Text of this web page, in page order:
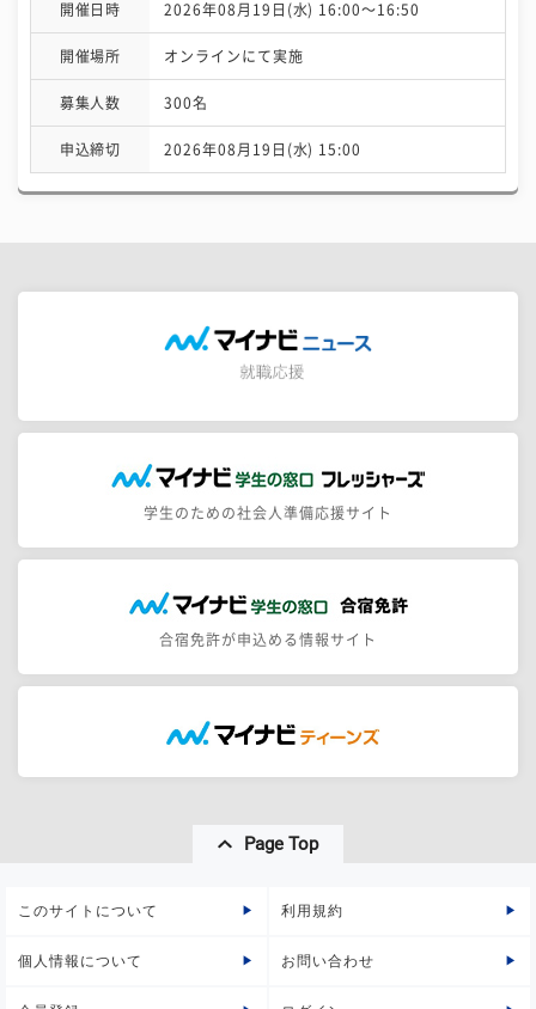
開催日時 2026年08月19日(水) 16:00〜16:50
開催場所 オンラインにて実施
募集人数 300名
申込締切 2026年08月19日(水) 15:00
学生のための社会人準備応援サイト
合宿免許が申込める情報サイト
Page Top
このサイトについて 利用規約
個人情報について お問い合わせ